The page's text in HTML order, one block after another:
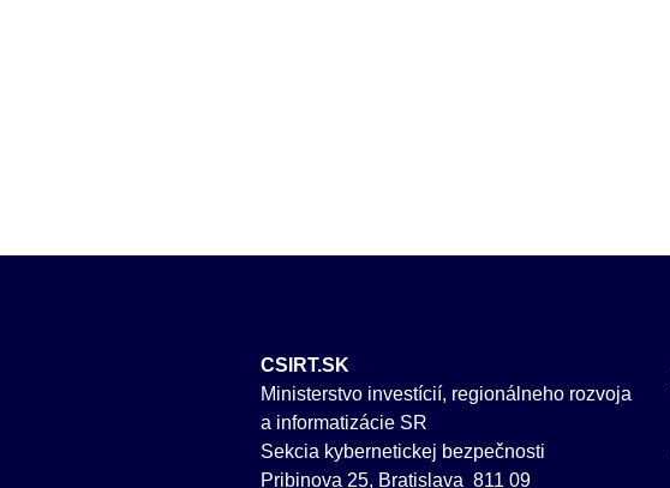
CSIRT.SK
Ministerstvo investícií, regionálneho rozvoja
a informatizácie SR
Sekcia kybernetickej bezpečnosti
Pribinova 25, Bratislava 811 09